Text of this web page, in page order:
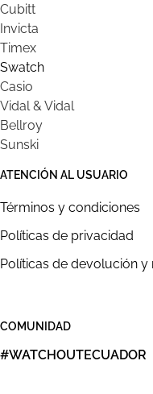
Cubitt
Invicta
Timex
Swatch
Casio
Vidal & Vidal
Bellroy
Sunski
ATENCIÓN AL USUARIO
Términos y condiciones
Políticas de privacidad
Políticas de devolución y
COMUNIDAD
#WATCHOUTECUADOR